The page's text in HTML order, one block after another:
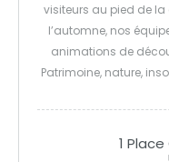
visiteurs au pied de
l’automne, nos
animations de
Patrimoine, nature,
1